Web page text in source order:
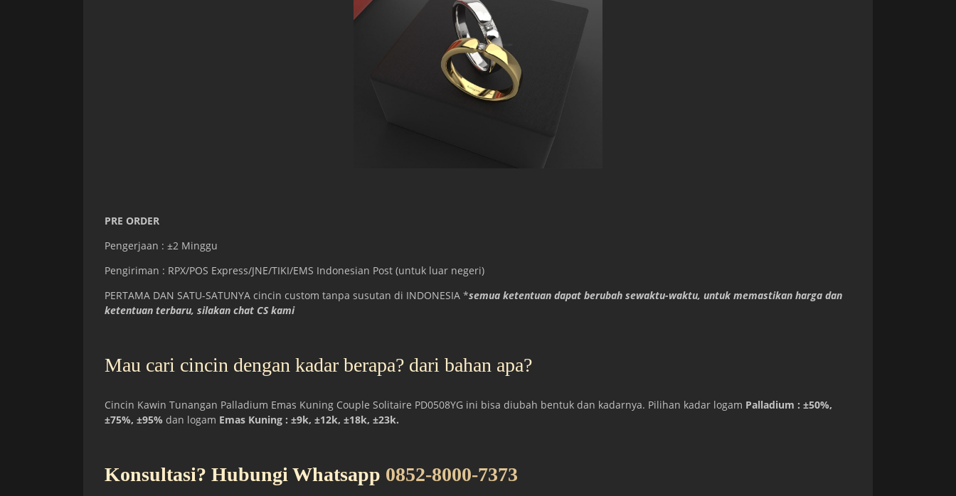
PRE ORDER
Pengerjaan : ±2 Minggu
Pengiriman : RPX/POS Express/JNE/TIKI/EMS Indonesian Post (untuk luar negeri)
PERTAMA DAN SATU-SATUNYA cincin custom tanpa susutan di INDONESIA *semua ketentuan dapat berubah sewaktu-waktu, untuk memastikan harga dan
ketentuan terbaru, silakan chat CS kami
Mau cari cincin dengan kadar berapa? dari bahan apa?
Cincin Kawin Tunangan Palladium Emas Kuning Couple Solitaire PD0508YG ini bisa diubah bentuk dan kadarnya. Pilihan kadar logam Palladium : ±50%,
±75%, ±95% dan logam Emas Kuning : ±9k, ±12k, ±18k, ±23k.
Konsultasi? Hubungi Whatsapp 0852-8000-7373